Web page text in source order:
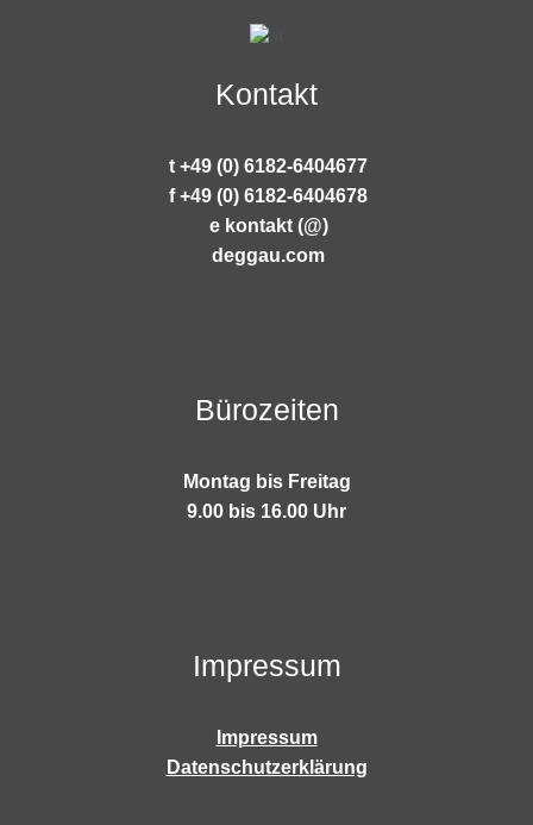
Kontakt
t +49 (0) 6182-6404677
f +49 (0) 6182-6404678
e kontakt (@)
deggau.com
Bürozeiten
Montag bis Freitag
9.00 bis 16.00 Uhr
Impressum
Impressum
Datenschutzerklärung